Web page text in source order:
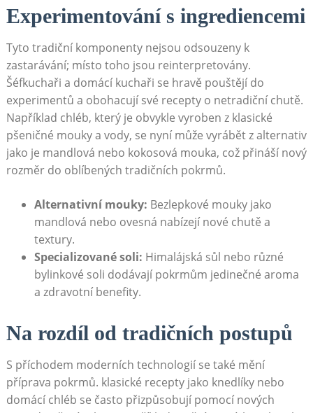
Experimentování s ingrediencemi
Tyto tradiční komponenty nejsou odsouzeny k
zastarávání; místo toho jsou reinterpretovány.
Šéfkuchaři a domácí kuchaři se hravě pouštějí do
experimentů a obohacují své recepty o netradiční chutě.
Například chléb, který je obvykle vyroben z klasické
pšeničné mouky a vody, se nyní může vyrábět z alternativ
jako je mandlová nebo kokosová mouka, což přináší nový
rozměr do oblíbených tradičních pokrmů.
Alternativní mouky: Bezlepkové mouky jako
mandlová nebo ovesná nabízejí nové chutě a
textury.
Specializované soli: Himalájská sůl nebo různé
bylinkové soli dodávají pokrmům jedinečné aroma
a zdravotní benefity.
Na rozdíl od tradičních postupů
S příchodem moderních technologií se také mění
příprava pokrmů. klasické recepty jako knedlíky nebo
domácí chléb se často přizpůsobují pomocí nových